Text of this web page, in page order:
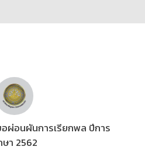
อผ่อนผันการเรียกพล ปีการ
า 2562